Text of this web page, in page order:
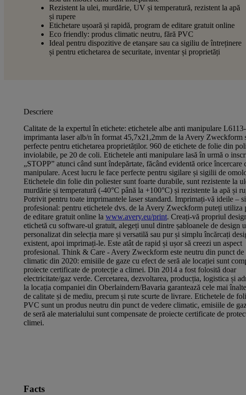
Rezistent la ulei, murdărie, UV și temperatură, rezistent la apă
și rupere
Etichetare ușoară și rapidă, program de editare gratuit online
Eco friendly: produs climatic neutru, fără PVC
Ideal pentru dispozitive de etanșare sau ca sigiliu de întreținere
și pentru etichetarea de securitate, inventar și proprietăți
Descriere
Calitate de la expertul în etichete: etichetele albe anti manipulare
imprimanta laser alb/n în format 45,7x21,2mm de la Avery Zweckform
perfecte pentru etichetarea proprietăților. 960 de etichete de folie din
inviolabile, pe 20 de coli. Etichetele anti manipulare lasă în urmă o
„STOPP” atunci când sunt îndepărtate, făcând evidentă orice încercare
manipulare. Acest lucru le face perfecte pentru sigilare și sigilii de
Etichetele din folie din poliester sunt foarte durabile, sunt rezistente la
murdărie și temperatură (-40°C până la +100°C) și rezistente la apă și
Potrivit pentru toate imprimantele laser standard. Imprimați-vă ideile –
profesional: pentru etichetele dvs. de la Avery Zweckform puteți utiliza
de editare gratuit online la www.avery.eu/print. Creați-vă propriul
etichetă cu software-ul gratuit, alegeți unul dintre șabloanele de design
personalizat din selecția mare și versatilă sau pur și simplu încărcați
existent, apoi imprimați-le. Este atât de rapid și ușor să creezi un aspect
profesional. Think & Care - Avery Zweckform este neutru din punct de
climatic din 2020: emisiile de gaze cu efect de seră ale locației sunt
proiecte certificate de protecție a climei. Din 2014 a fost folosită doar
electricitate/gaz verde. Cercetarea, dezvoltarea, producția, logistica și
la locația companiei din Oberlaindern/Bavaria garantează cele mai
de calitate și de mediu, precum și rute scurte de livrare. Etichetele de
PVC sunt un produs neutru din punct de vedere climatic, emisiile de
de seră ale materialului sunt compensate de proiecte certificate de
climei.
Facts